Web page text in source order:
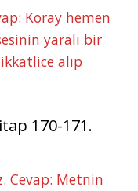
Koray hemen
yaralı bir
alıp
170-171.
Cevap: Metnin